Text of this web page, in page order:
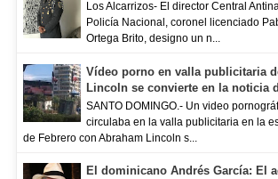
Los Alcarrizos- El director Central
Policía Nacional, coronel licenciado
Ortega Brito, designo un n...
Vídeo porno en valla publicitaria
Lincoln se convierte en la noticia
SANTO DOMINGO.- Un video
circulaba en la valla publicitaria en la
de Febrero con Abraham Lincoln s...
El dominicano Andrés García: El